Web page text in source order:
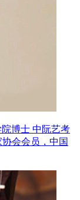
博士 中阮艺考
会会员，中国